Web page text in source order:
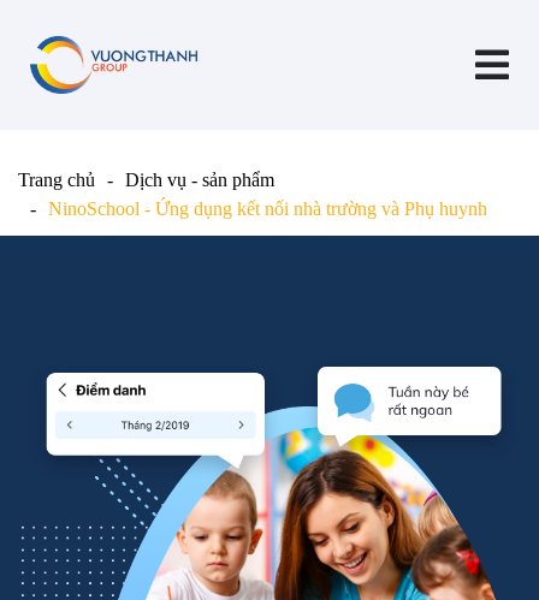
Trang chủ
Dịch vụ - sản phẩm
NinoSchool - Ứng dụng kết nối nhà trường và Phụ huynh